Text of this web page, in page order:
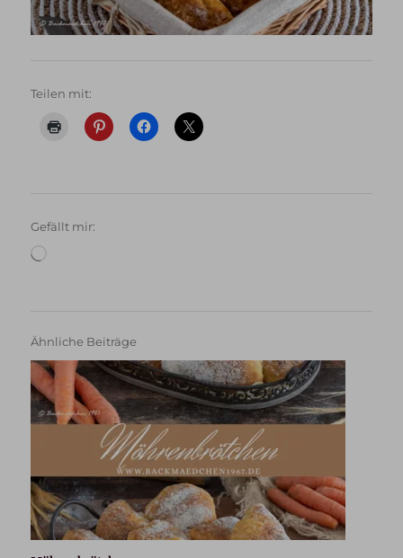
Teilen mit:
Gefällt mir:
Ähnliche Beiträge